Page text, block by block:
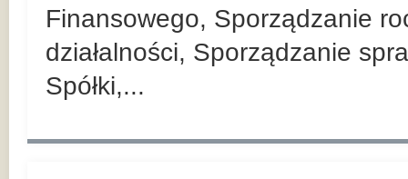
Finansowego, Sporządzanie
działalności, Sporządzanie
Spółki,...